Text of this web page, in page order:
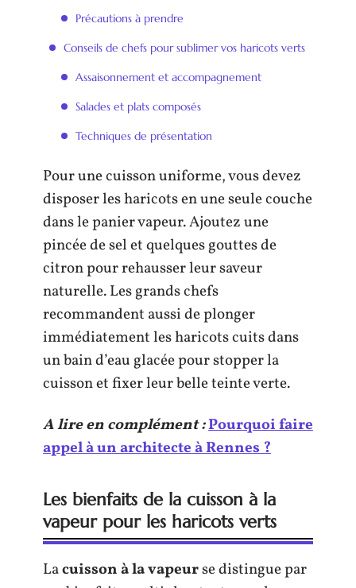
Précautions à prendre
Conseils de chefs pour sublimer vos haricots verts
Assaisonnement et accompagnement
Salades et plats composés
Techniques de présentation
Pour une cuisson uniforme, vous devez
disposer les haricots en une seule couche
dans le panier vapeur. Ajoutez une
pincée de sel et quelques gouttes de
citron pour rehausser leur saveur
naturelle. Les grands chefs
recommandent aussi de plonger
immédiatement les haricots cuits dans
un bain d’eau glacée pour stopper la
cuisson et fixer leur belle teinte verte.
A lire en complément :Pourquoi faire
appel à un architecte à Rennes ?
Les bienfaits de la cuisson à la
vapeur pour les haricots verts
Lacuisson à la vapeurse distingue par